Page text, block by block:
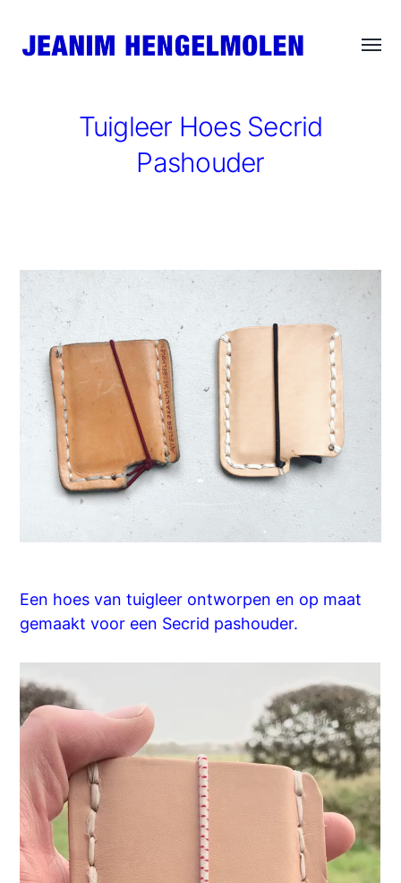
Tuigleer Hoes Secrid
Pashouder
Een hoes van tuigleer ontworpen en op maat
gemaakt voor een Secrid pashouder.